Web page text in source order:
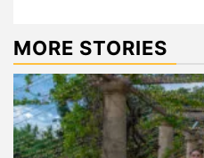
MORE STORIES